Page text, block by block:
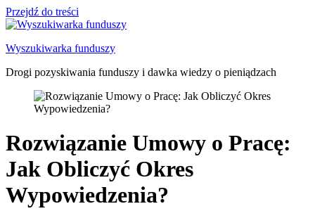
Przejdź do treści
Wyszukiwarka funduszy
Drogi pozyskiwania funduszy i dawka wiedzy o pieniądzach
Rozwiązanie Umowy o Pracę:
Jak Obliczyć Okres
Wypowiedzenia?